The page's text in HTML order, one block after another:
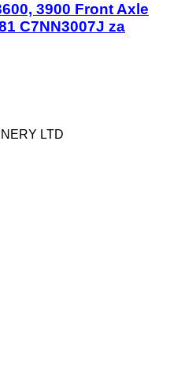
3900 Front Axle
C7NN3007J za
LTD